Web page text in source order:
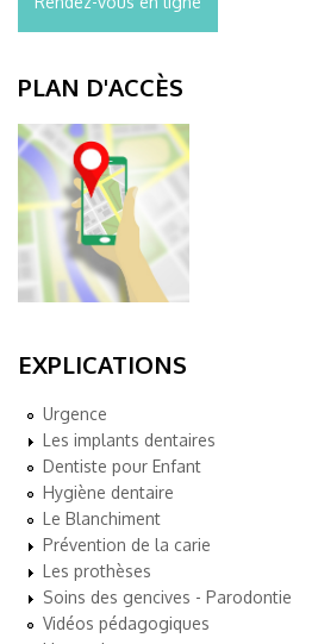
PLAN D'ACCÈS
EXPLICATIONS
Urgence
Les implants dentaires
Dentiste pour Enfant
Hygiène dentaire
Le Blanchiment
Prévention de la carie
Les prothèses
Soins des gencives - Parodontie
Vidéos pédagogiques